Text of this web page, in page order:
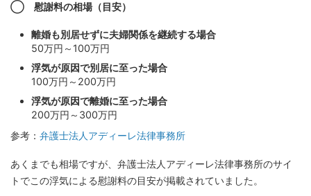
◯ 慰謝料の相場（目安）
離婚も別居せずに夫婦関係を継続する場合
50万円～100万円
浮気が原因で別居に至った場合
100万円～200万円
浮気が原因で離婚に至った場合
200万円～300万円
参考： 弁護士法人アディーレ法律事務所
あくまでも相場ですが、弁護士法人アディーレ法律事務所のサイ
トでこの浮気による慰謝料の目安が掲載されていました。